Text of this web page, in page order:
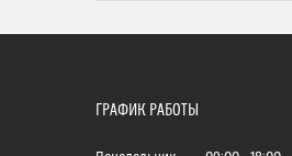
ГРАФИК РАБОТЫ